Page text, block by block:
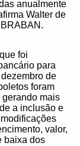
anualmente
Walter de
foi
para
de
foram
mais
a inclusão e
valor,
baixa dos